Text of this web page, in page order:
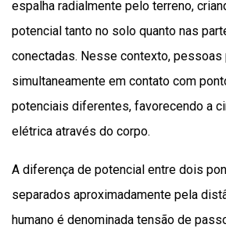
espalha radialmente pelo terreno,
potencial tanto no solo quanto nas
conectadas. Nesse contexto, pessoas
simultaneamente em contato com
potenciais diferentes, favorecendo a
elétrica através do corpo.
A diferença de potencial entre dois
separados aproximadamente pela
humano é denominada tensão de